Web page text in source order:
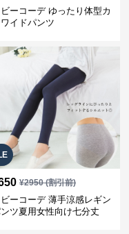
ーコーデ ゆったり体型カ
イドパンツ
¥2950(割引前)
ーコーデ 薄手涼感レギン
ツ夏用女性向け七分丈